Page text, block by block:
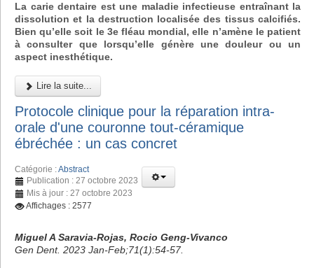
La carie dentaire est une maladie infectieuse entraînant la
dissolution et la destruction localisée des tissus calcifiés.
Bien qu’elle soit le 3e fléau mondial, elle n’amène le patient
à consulter que lorsqu’elle génère une douleur ou un
aspect inesthétique.
Lire la suite...
Protocole clinique pour la réparation intra-
orale d'une couronne tout-céramique
ébréchée : un cas concret
Catégorie :Abstract
Publication : 27 octobre 2023
Mis à jour : 27 octobre 2023
Affichages : 2577
Miguel A Saravia-Rojas, Rocio Geng-Vivanco
Gen Dent. 2023 Jan-Feb;71(1):54-57.